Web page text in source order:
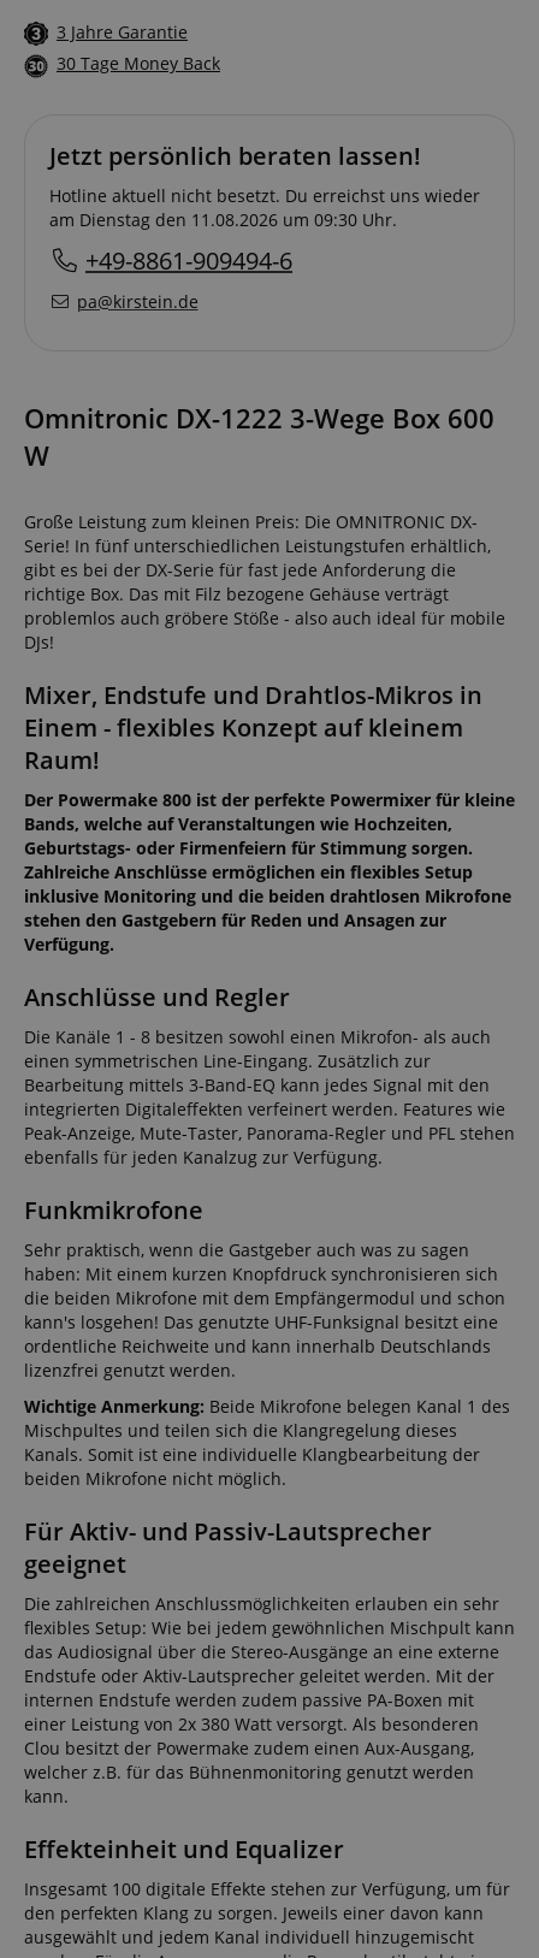
3 Jahre Garantie
30 Tage Money Back
Jetzt persönlich beraten lassen!
Hotline aktuell nicht besetzt. Du erreichst uns wieder
am Dienstag den 11.08.2026 um 09:30 Uhr.
+49-8861-909494-6
pa@kirstein.de
Omnitronic DX-1222 3-Wege Box 600
W
Große Leistung zum kleinen Preis: Die OMNITRONIC DX-
Serie! In fünf unterschiedlichen Leistungstufen erhältlich,
gibt es bei der DX-Serie für fast jede Anforderung die
richtige Box. Das mit Filz bezogene Gehäuse verträgt
problemlos auch gröbere Stöße - also auch ideal für mobile
DJs!
Mixer, Endstufe und Drahtlos-Mikros in
Einem - flexibles Konzept auf kleinem
Raum!
Der Powermake 800 ist der perfekte Powermixer für kleine
Bands, welche auf Veranstaltungen wie Hochzeiten,
Geburtstags- oder Firmenfeiern für Stimmung sorgen.
Zahlreiche Anschlüsse ermöglichen ein flexibles Setup
inklusive Monitoring und die beiden drahtlosen Mikrofone
stehen den Gastgebern für Reden und Ansagen zur
Verfügung.
Anschlüsse und Regler
Die Kanäle 1 - 8 besitzen sowohl einen Mikrofon- als auch
einen symmetrischen Line-Eingang. Zusätzlich zur
Bearbeitung mittels 3-Band-EQ kann jedes Signal mit den
integrierten Digitaleffekten verfeinert werden. Features wie
Peak-Anzeige, Mute-Taster, Panorama-Regler und PFL stehen
ebenfalls für jeden Kanalzug zur Verfügung.
Funkmikrofone
Sehr praktisch, wenn die Gastgeber auch was zu sagen
haben: Mit einem kurzen Knopfdruck synchronisieren sich
die beiden Mikrofone mit dem Empfängermodul und schon
kann's losgehen! Das genutzte UHF-Funksignal besitzt eine
ordentliche Reichweite und kann innerhalb Deutschlands
lizenzfrei genutzt werden.
Wichtige Anmerkung: Beide Mikrofone belegen Kanal 1 des
Mischpultes und teilen sich die Klangregelung dieses
Kanals. Somit ist eine individuelle Klangbearbeitung der
beiden Mikrofone nicht möglich.
Für Aktiv- und Passiv-Lautsprecher
geeignet
Die zahlreichen Anschlussmöglichkeiten erlauben ein sehr
flexibles Setup: Wie bei jedem gewöhnlichen Mischpult kann
das Audiosignal über die Stereo-Ausgänge an eine externe
Endstufe oder Aktiv-Lautsprecher geleitet werden. Mit der
internen Endstufe werden zudem passive PA-Boxen mit
einer Leistung von 2x 380 Watt versorgt. Als besonderen
Clou besitzt der Powermake zudem einen Aux-Ausgang,
welcher z.B. für das Bühnenmonitoring genutzt werden
kann.
Effekteinheit und Equalizer
Insgesamt 100 digitale Effekte stehen zur Verfügung, um für
den perfekten Klang zu sorgen. Jeweils einer davon kann
ausgewählt und jedem Kanal individuell hinzugemischt